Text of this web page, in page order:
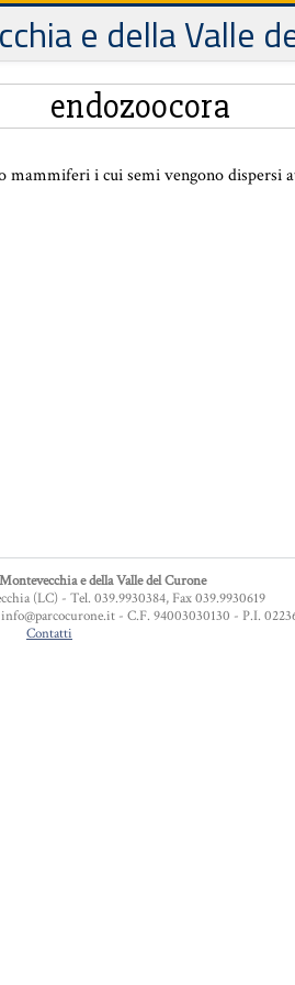
e della Valle
endozoocora
mammiferi i cui semi vengono dispersi
e della Valle del Curone
(LC) - Tel. 039.9930384, Fax 039.9930619
- C.F. 94003030130 - P.I.
Contatti